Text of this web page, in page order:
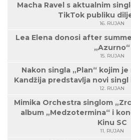
Macha Ravel s aktualnim
TikTok publiku
16. RUJAN
Lea Elena donosi after
„Azurno“
15. RUJAN
Nakon singla „Plan“ kojim
Kandžija predstavlja novi singl
12. RUJAN
Mimika Orchestra singlom
album „Medzotermina“ i
Kinu SC
11. RUJAN